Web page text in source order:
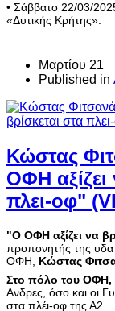
• Σάββατο 22/03/
«Δυτικής Κρήτης».
Μαρτίου 21
Published in
Κώστας
ΟΦΗ αξίζει
πλει-οφ"
"Ο ΟΦΗ αξίζει να
προπονητής της
ΟΦΗ,
Κώστας
Στο πόλο του ΟΦΗ,
Ανδρες, όσο και οι
στα πλέι-οφ της Α2.